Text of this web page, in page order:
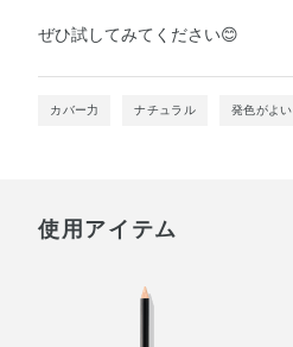
ぜひ試してみてください😊
カバー力 ナチュラル 発色がよい
使用アイテム